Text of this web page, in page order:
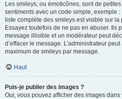
Les smileys, ou émoticônes, sont de
sentiments avec un code simple, exemple
liste complète des smileys est visible sur
Essayez toutefois de ne pas en abuser. Ils
message illisible et un modérateur peut
d’effacer le message. L’administrateur
maximum de smileys par message.
Haut
Puis-je publier des images ?
Oui, vous pouvez afficher des images